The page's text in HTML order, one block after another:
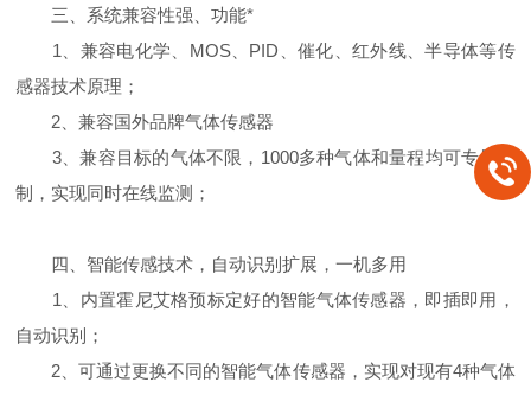
三、系统兼容性强、功能*
1、兼容电化学、MOS、PID、催化、红外线、半导体等传
感器技术原理；
2、兼容国外品牌气体传感器
3、兼容目标的气体不限，1000多种气体和量程均可专属定
制，实现同时在线监测；
四、智能传感技术，自动识别扩展，一机多用
1、内置霍尼艾格预标定好的智能气体传感器，即插即用，
自动识别；
2、可通过更换不同的智能气体传感器，实现对现有4种气体